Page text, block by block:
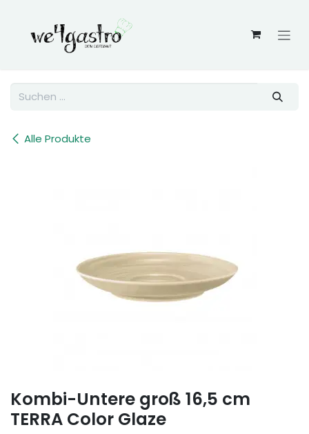
Alle Produkte
Kombi-Untere groß 16,5 cm
TERRA Color Glaze